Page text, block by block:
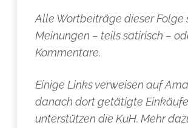
Alle Wortbeiträge dieser Folge
Meinungen – teils satirisch –
Kommentare.
Einige Links verweisen auf
danach dort getätigte Einkäufe
unterstützen die KuH. Mehr